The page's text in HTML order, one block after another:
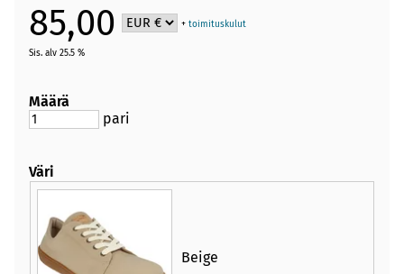
85,00 +toimituskulut
Sis. alv 25.5 %
Määrä
pari
Väri
Beige